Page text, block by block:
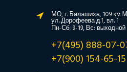
МО, г. Балашиха, 109 км
ул. Дорофеева д.1, вл. 1
Пн-Сб: 9-19, Вс: выходной
+7(495) 888-07-
+7(900) 154-65-15